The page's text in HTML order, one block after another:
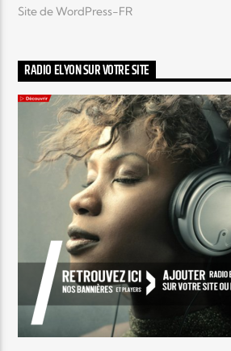
Site de WordPress-FR
RADIO ELYON SUR VOTRE SITE